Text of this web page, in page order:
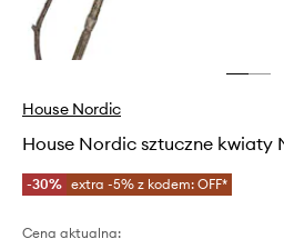
House Nordic
House Nordic sztuczne kwiaty
-30% extra -5% z kodem: OFF*
Cena aktualna: